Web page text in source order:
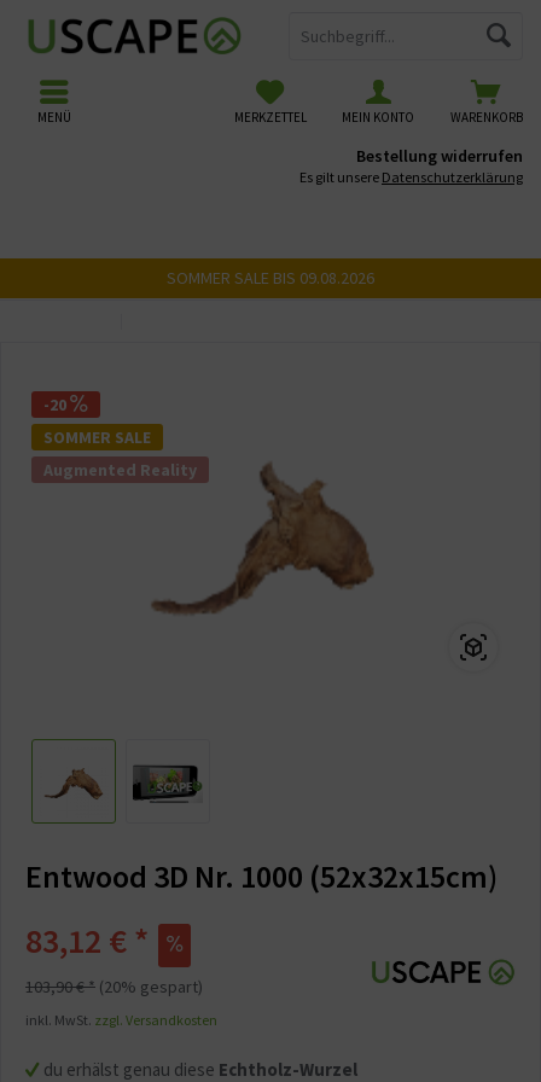
WARENKORB
MERKZETTEL MEIN KONTO
MENÜ
Bestellung widerrufen
Es gilt unsere Datenschutzerklärung
SOMMER SALE BIS 09.08.2026
-20
SOMMER SALE
Augmented Reality
Entwood 3D Nr. 1000 (52x32x15cm)
du erhälst genau diese Echtholz-Wurzel
83,12 € *
103,90 € * (20% gespart)
inkl. MwSt. zzgl. Versandkosten